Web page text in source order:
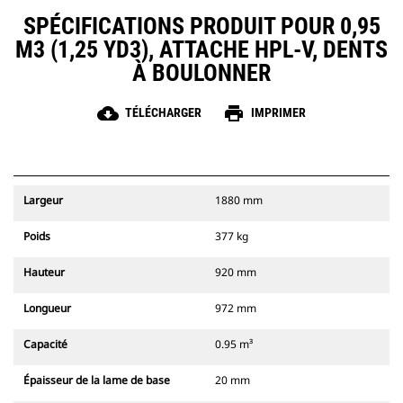
SPÉCIFICATIONS PRODUIT POUR 0,95
M3 (1,25 YD3), ATTACHE HPL-V, DENTS
À BOULONNER
cloud_download TÉLÉCHARGER print IMPRIMER
Largeur 1880 mm
Poids 377 kg
Hauteur 920 mm
Longueur 972 mm
Capacité 0.95 m³
Épaisseur de la lame de base 20 mm